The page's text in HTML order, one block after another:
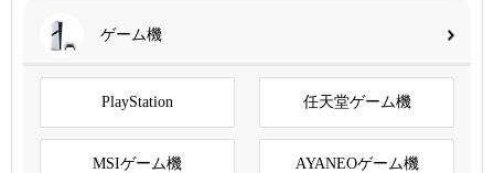
ゲーム機
PlayStation 任天堂ゲーム機
MSIゲーム機 AYANEOゲーム機